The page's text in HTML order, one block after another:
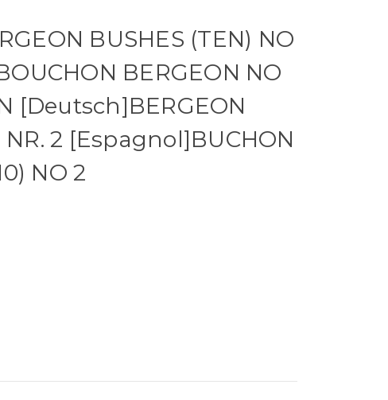
BUSHES (TEN) NO
BERGEON NO
[Deutsch]BERGEON
NR. 2 [Espagnol]BUCHON
NO 2